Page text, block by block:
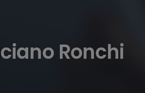
Ronchi